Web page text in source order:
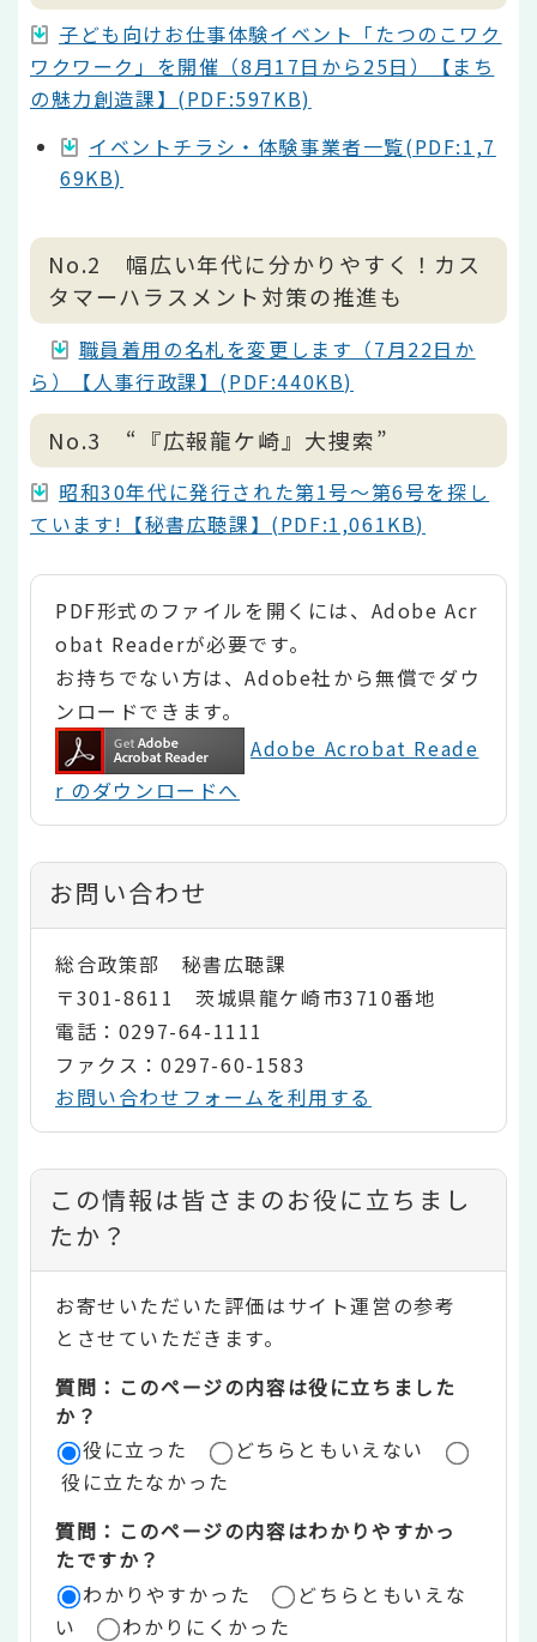
子ども向けお仕事体験イベント「たつのこワク
ワクワーク」を開催（8月17日から25日）【まち
の魅力創造課】(PDF:597KB)
イベントチラシ・体験事業者一覧(PDF:1,7
69KB)
No.2 幅広い年代に分かりやすく！カス
タマーハラスメント対策の推進も
職員着用の名札を変更します（7月22日か
ら）【人事行政課】(PDF:440KB)
No.3 “『広報龍ケ崎』大捜索”
昭和30年代に発行された第1号～第6号を探し
ています!【秘書広聴課】(PDF:1,061KB)
PDF形式のファイルを開くには、Adobe Acr
obat Readerが必要です。
お持ちでない方は、Adobe社から無償でダウ
ンロードできます。
Adobe Acrobat Reade
r のダウンロードへ
お問い合わせ
総合政策部 秘書広聴課
〒301-8611 茨城県龍ケ崎市3710番地
電話：0297-64-1111
ファクス：0297-60-1583
お問い合わせフォームを利用する
コ
ン
テ
ン
ツ
評
価
リ
ア
この情報は皆さまのお役に立ちまし
たか？
お寄せいただいた評価はサイト運営の参考
とさせていただきます。
質問：このページの内容は役に立ちました
か？
役に立った
どちらともいえない
役に立たなかった
質問：このページの内容はわかりやすかっ
たですか？
わかりやすかった
どちらともいえな
い
わかりにくかった